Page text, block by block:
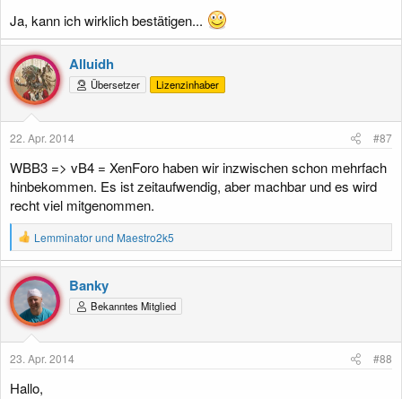
Ja, kann ich wirklich bestätigen...
Alluidh
Übersetzer Lizenzinhaber
22. Apr. 2014 #87
WBB3 => vB4 = XenForo haben wir inzwischen schon mehrfach
hinbekommen. Es ist zeitaufwendig, aber machbar und es wird
recht viel mitgenommen.
R
e
a
k
t
i
o
n
n
Lemminatorund Maestro2k5
Banky
Bekanntes Mitglied
23. Apr. 2014 #88
Hallo,